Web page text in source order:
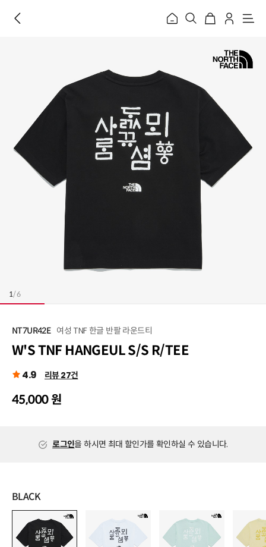
홈
메
1/6
NT7UR42E 여성 TNF 한글 반팔 라운드티
W'S TNF HANGEUL S/S R/TEE
4.9 리뷰 27건
45,000 원
로그인을 하시면 최대 할인가를 확인하실 수 있습니다.
BLACK